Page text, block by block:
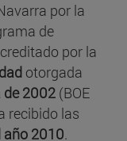
por la
de
por la
otorgada
2002(BOE
recibido las
año 2010.